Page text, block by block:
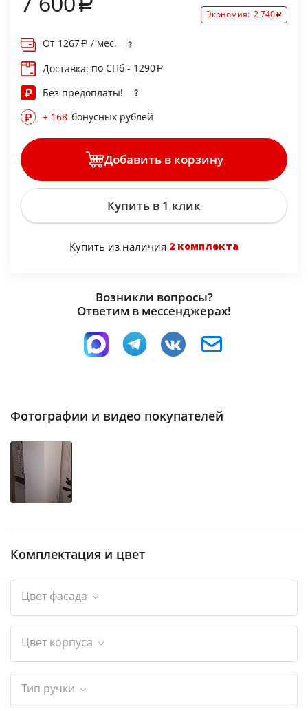
Экономия: 2 740
От 1267
/ мес.
Доставка: по СПб - 1290
Без предоплаты!
+ 168 бонусных рублей
Добавить в корзину
Купить в 1 клик
Купить из наличия 2 комплекта
Возникли вопросы?
Ответим в мессенджерах!
Фотографии и видео покупателей
Комплектация и цвет
Цвет фасада
Цвет корпуса
Тип ручки